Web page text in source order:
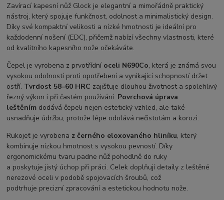
Zavírací kapesní nůž Glock je elegantní a mimořádně praktický
nástroj, který spojuje funkčnost, odolnost a minimalistický design.
Díky své kompaktní velikosti a nízké hmotnosti je ideální pro
každodenní nošení (EDC), přičemž nabízí všechny vlastnosti, které
od kvalitního kapesního nože očekáváte.
Čepel je vyrobena z prvotřídní oceli N690Co, která je známá svou
vysokou odolností proti opotřebení a vynikající schopností držet
ostří. Tvrdost 58–60 HRC zajišťuje dlouhou životnost a spolehlivý
řezný výkon i při častém používání. Povrchová úprava
leštěním dodává čepeli nejen estetický vzhled, ale také
usnadňuje údržbu, protože lépe odolává nečistotám a korozi.
Rukojeť je vyrobena z černého eloxovaného hliníku, který
kombinuje nízkou hmotnost s vysokou pevností. Díky
ergonomickému tvaru padne nůž pohodlně do ruky
a poskytuje jistý úchop při práci. Celek doplňují detaily z leštěné
nerezové oceli v podobě spojovacích šroubů, což
podtrhuje precizní zpracování a estetickou hodnotu nože.